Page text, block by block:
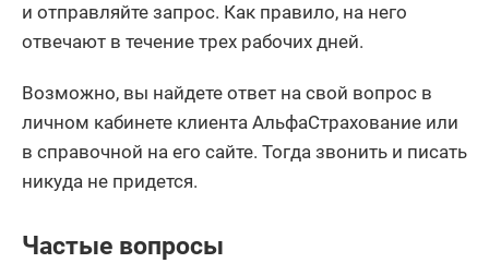
и отправляйте запрос. Как правило, на него
отвечают в течение трех рабочих дней.
Возможно, вы найдете ответ на свой вопрос в
личном кабинете клиента АльфаСтрахование или
в справочной на его сайте. Тогда звонить и писать
никуда не придется.
Частые вопросы